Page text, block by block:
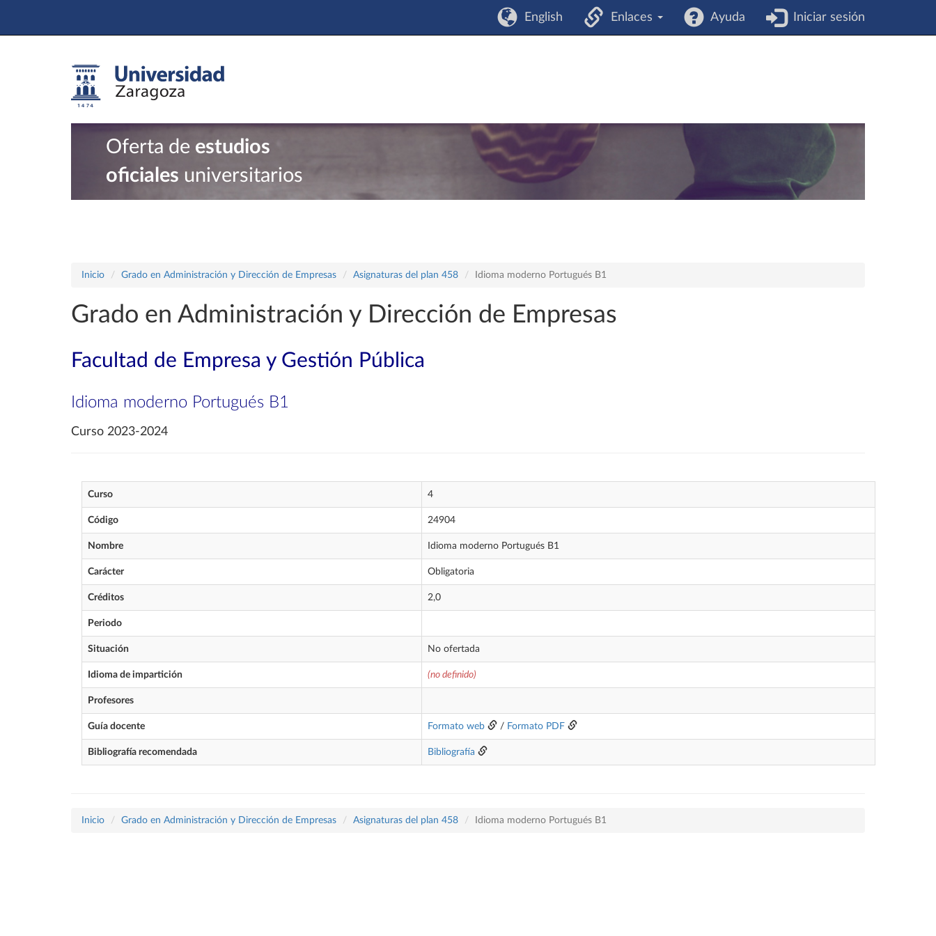
English Enlaces Ayuda Iniciar sesión
Oferta de estudios
oficiales universitarios
Inicio Grado en Administración y Dirección de Empresas Asignaturas del plan 458 Idioma moderno Portugués B1
Grado en Administración y Dirección de Empresas
Facultad de Empresa y Gestión Pública
Idioma moderno Portugués B1
Curso 2023-2024
Curso 4
Código 24904
Nombre Idioma moderno Portugués B1
Carácter Obligatoria
Créditos 2,0
Periodo
Situación No ofertada
Idioma de impartición (no definido)
Profesores
Guía docente Formato web / Formato PDF
Bibliografía recomendada Bibliografía
Inicio Grado en Administración y Dirección de Empresas Asignaturas del plan 458 Idioma moderno Portugués B1